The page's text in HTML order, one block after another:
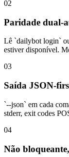
02
Paridade dual-
Lê `dailybot login`
estiver disponível.
03
Saída JSON-
`--json` em cada
stderr, exit codes
04
Não